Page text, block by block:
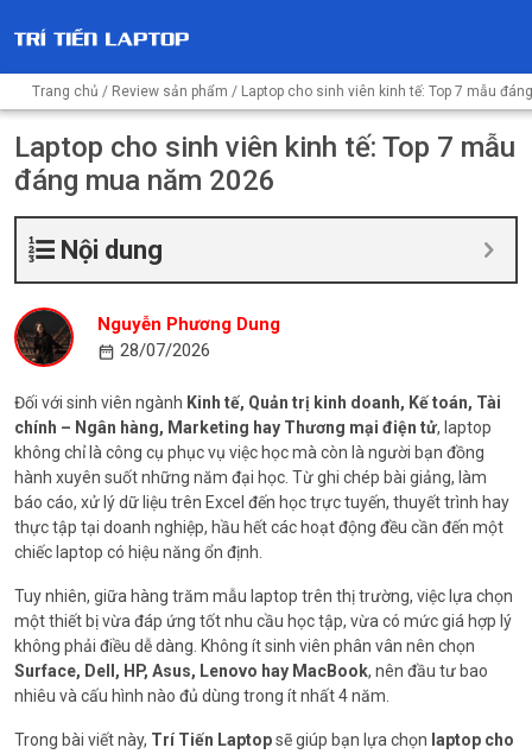
Trang chủ / Review sản phẩm / Laptop cho sinh viên kinh tế: Top 7 mẫu
Laptop cho sinh viên kinh tế: Top 7 mẫu
đáng mua năm 2026
Nội dung
Nguyễn Phương Dung
28/07/2026
Đối với sinh viên ngành Kinh tế, Quản trị kinh doanh, Kế toán, Tài
chính – Ngân hàng, Marketing hay Thương mại điện tử, laptop
không chỉ là công cụ phục vụ việc học mà còn là người bạn đồng
hành xuyên suốt những năm đại học. Từ ghi chép bài giảng, làm
báo cáo, xử lý dữ liệu trên Excel đến học trực tuyến, thuyết trình hay
thực tập tại doanh nghiệp, hầu hết các hoạt động đều cần đến một
chiếc laptop có hiệu năng ổn định.
Tuy nhiên, giữa hàng trăm mẫu laptop trên thị trường, việc lựa chọn
một thiết bị vừa đáp ứng tốt nhu cầu học tập, vừa có mức giá hợp lý
không phải điều dễ dàng. Không ít sinh viên phân vân nên chọn
Surface, Dell, HP, Asus, Lenovo hay MacBook, nên đầu tư bao
nhiêu và cấu hình nào đủ dùng trong ít nhất 4 năm.
Trong bài viết này, Trí Tiến Laptopsẽ giúp bạn lựa chọn laptop cho